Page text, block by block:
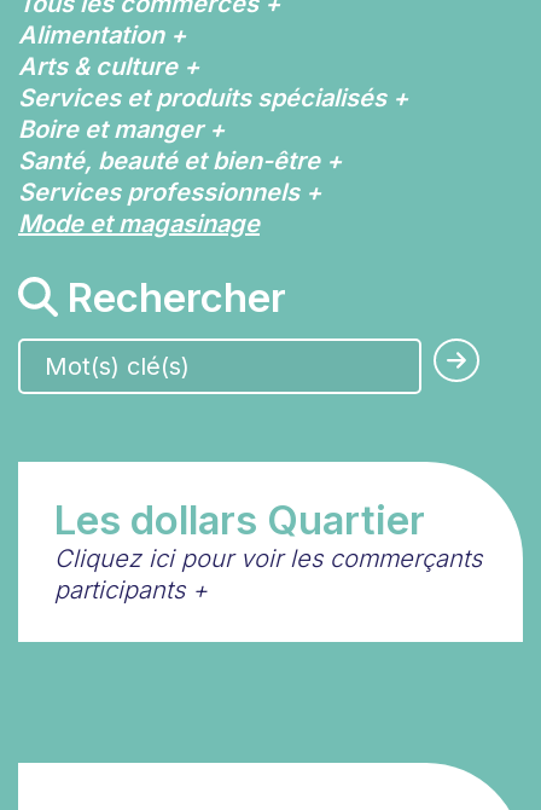
Alimentation +
Arts & culture +
Services et produits spécialisés +
Boire et manger +
Santé, beauté et bien-être +
Services professionnels +
Mode et magasinage
Rechercher
Les dollars Quartier
Cliquez ici pour voir les commerçants
participants +